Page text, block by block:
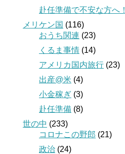
赴任準備で不安な方へ！
メリケン国 (116)
おうち関連 (23)
くるま事情 (14)
アメリカ国内旅行 (23)
出産@米 (4)
小金稼ぎ (3)
赴任準備 (8)
世の中 (233)
コロナこの野郎 (21)
政治 (24)